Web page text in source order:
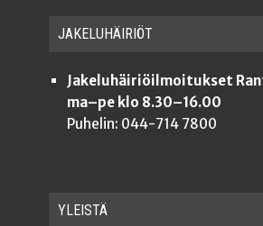
JAKE­LU­HÄI­RIÖT
Jakeluhäiriöilmoitukset
ma–pe klo 8.30–16.00
Puhelin: 044-714 7800
YLEISTÄ